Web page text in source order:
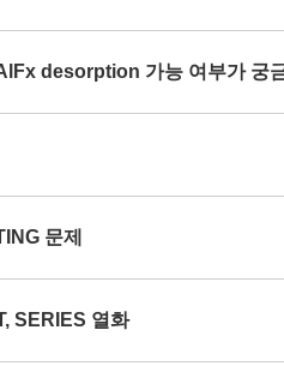
desorption 가능 여부가 궁
문제
SERIES 열화